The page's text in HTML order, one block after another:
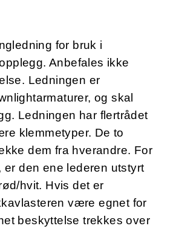
for bruk i
Anbefales ikke
Ledningen er
og skal
Ledningen har flertrådet
klemmetyper. De to
dem fra hverandre. For
den ene lederen utstyrt
hvit. Hvis det er
være egnet for
beskyttelse trekkes over